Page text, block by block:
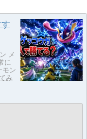
メ
に
モン
み